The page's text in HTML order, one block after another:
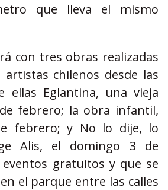
que lleva el mismo
con tres obras realizadas
artistas chilenos desde las
ellas Eglantina, una vieja
febrero; la obra infantil,
febrero; y No lo dije, lo
Alis, el domingo 3 de
gratuitos y que se
el parque entre las calles